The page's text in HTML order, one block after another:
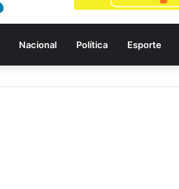
Nacional Política Esporte